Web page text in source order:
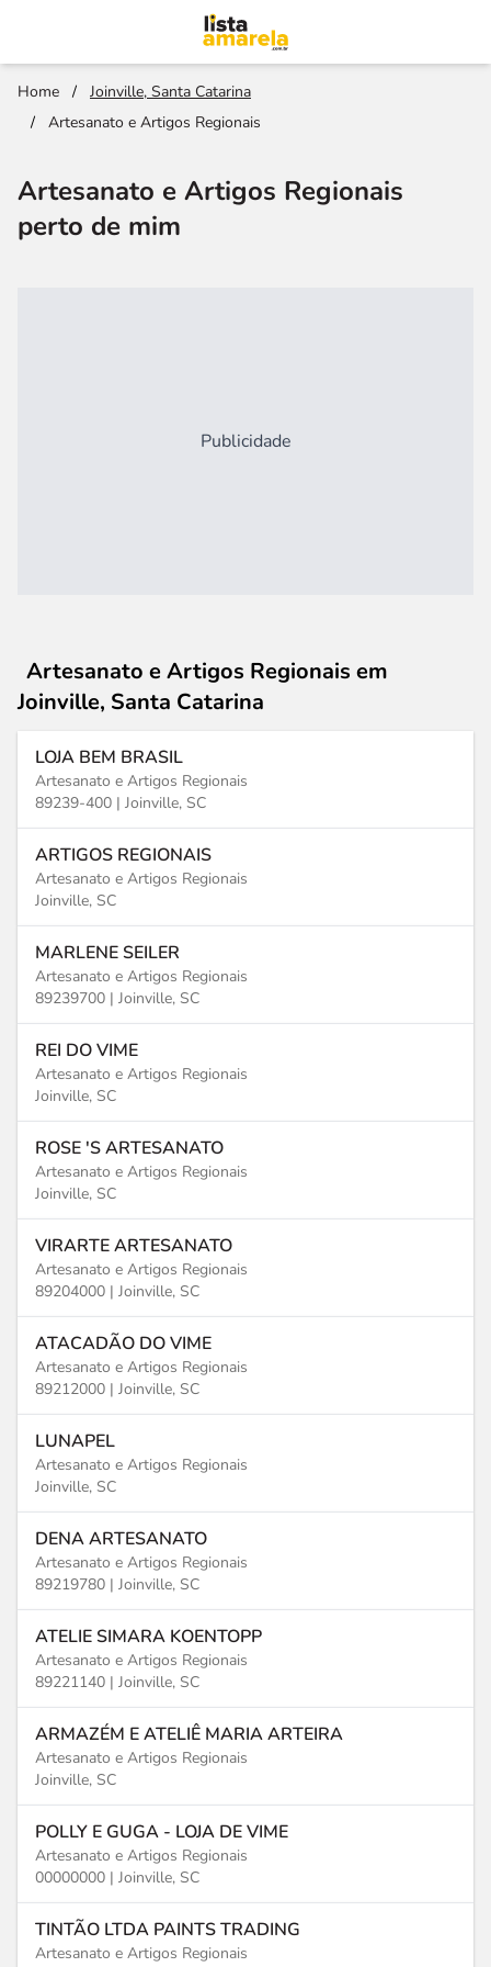
Home /
Joinville, Santa Catarina
/
Artesanato e Artigos Regionais
Artesanato e Artigos Regionais
perto de mim
Publicidade
Artesanato e Artigos Regionais em
Joinville, Santa Catarina
LOJA BEM BRASIL
Artesanato e Artigos Regionais
89239-400 | Joinville, SC
ARTIGOS REGIONAIS
Artesanato e Artigos Regionais
Joinville, SC
MARLENE SEILER
Artesanato e Artigos Regionais
89239700 | Joinville, SC
REI DO VIME
Artesanato e Artigos Regionais
Joinville, SC
ROSE 'S ARTESANATO
Artesanato e Artigos Regionais
Joinville, SC
VIRARTE ARTESANATO
Artesanato e Artigos Regionais
89204000 | Joinville, SC
ATACADÃO DO VIME
Artesanato e Artigos Regionais
89212000 | Joinville, SC
LUNAPEL
Artesanato e Artigos Regionais
Joinville, SC
DENA ARTESANATO
Artesanato e Artigos Regionais
89219780 | Joinville, SC
ATELIE SIMARA KOENTOPP
Artesanato e Artigos Regionais
89221140 | Joinville, SC
ARMAZÉM E ATELIÊ MARIA ARTEIRA
Artesanato e Artigos Regionais
Joinville, SC
POLLY E GUGA - LOJA DE VIME
Artesanato e Artigos Regionais
00000000 | Joinville, SC
TINTÃO LTDA PAINTS TRADING
Artesanato e Artigos Regionais